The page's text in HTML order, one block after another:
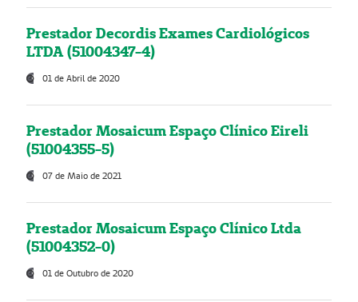
Prestador Decordis Exames Cardiológicos
LTDA (51004347-4)
01 de Abril de 2020
Prestador Mosaicum Espaço Clínico Eireli
(51004355-5)
07 de Maio de 2021
Prestador Mosaicum Espaço Clínico Ltda
(51004352-0)
01 de Outubro de 2020